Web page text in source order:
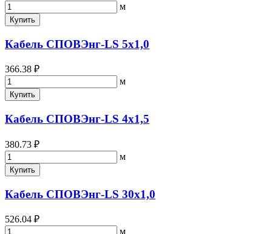
м
Купить
Кабель СПОВЭнг-LS 5х1,0
366.38 ₽
м
Купить
Кабель СПОВЭнг-LS 4х1,5
380.73 ₽
м
Купить
Кабель СПОВЭнг-LS 30х1,0
526.04 ₽
м